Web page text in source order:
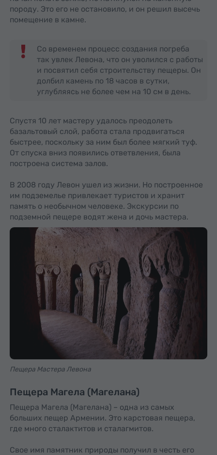
породу. Это его не остановило, и он решил высечь
помещение в камне.
Со временем процесс создания погреба
так увлек Левона, что он уволился с работы
и посвятил себя строительству пещеры. Он
долбил камень по 18 часов в сутки,
углубляясь не более чем на 10 см в день.
Спустя 10 лет мастеру удалось преодолеть
базальтовый слой, работа стала продвигаться
быстрее, поскольку за ним был более мягкий туф.
От спуска вниз появились ответвления, была
построена система залов.
В 2008 году Левон ушел из жизни. Но построенное
им подземелье привлекает туристов и хранит
память о необычном человеке. Экскурсии по
подземной пещере водят жена и дочь мастера.
Пещера Мастера Левона
Пещера Магела (Магелана)
Пещера Магела (Магелана) – одна из самых
больших пещер Армении. Это карстовая пещера,
где много сталактитов и сталагмитов.
Свое имя памятник природы получил в честь его